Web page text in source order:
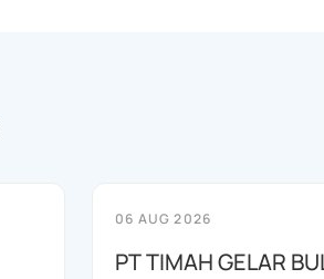
06 AUG 2026
PT TIMAH GELAR